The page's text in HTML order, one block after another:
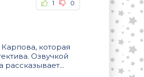
1 0
которая
Озвучкой